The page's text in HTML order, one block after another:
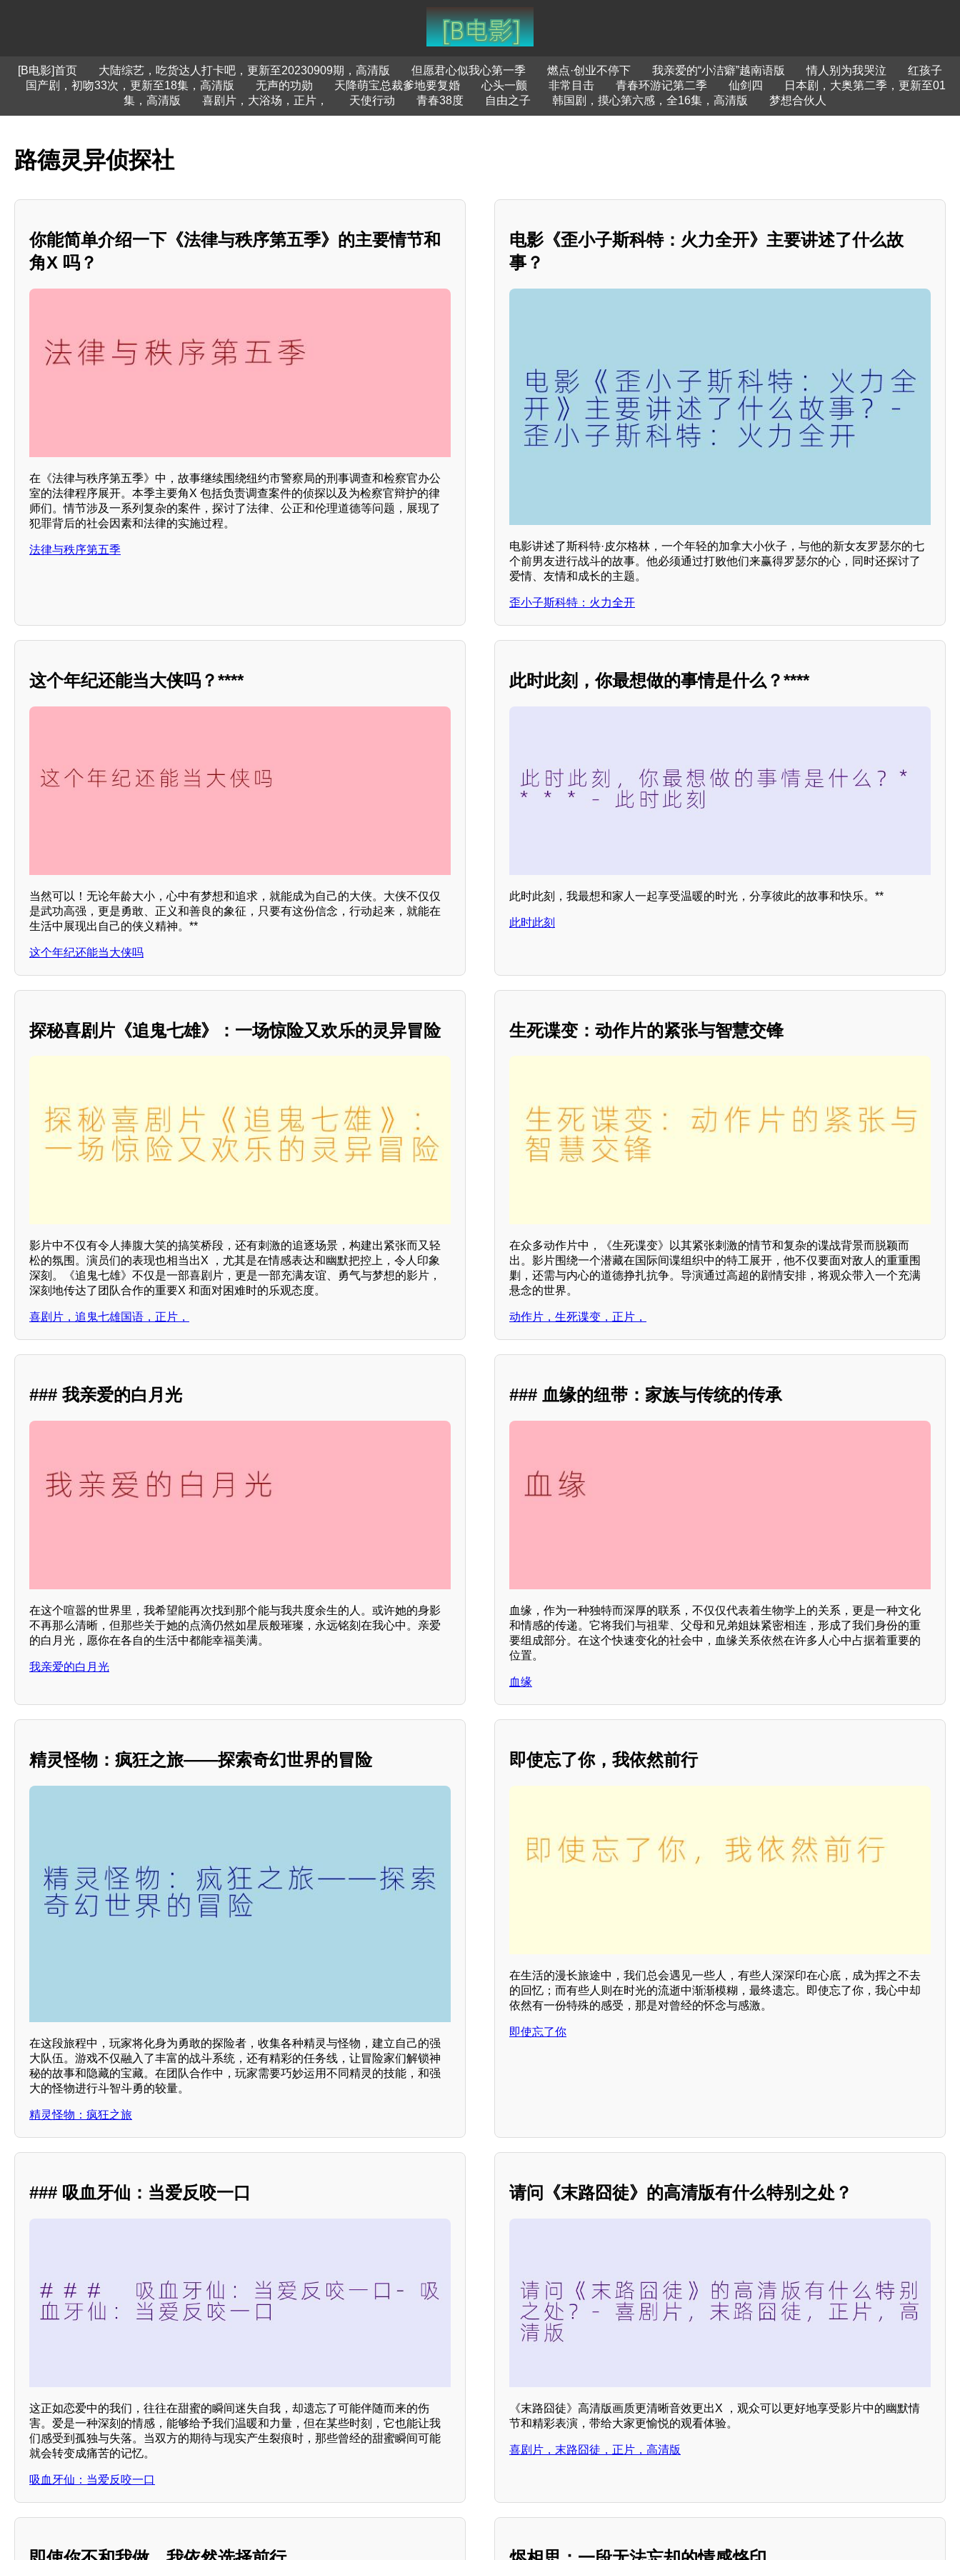
[B电影]首页 大陆综艺，吃货达人打卡吧，更新至20230909期，高清版 但愿君心似我心第一季 燃点·创业不停下 我亲爱的“小洁癖”越南语版 情人别为我哭泣
红孩子
国产剧，初吻33次，更新至18集，高清版
无声的功勋 天降萌宝总裁爹地要复婚 心头一颤 非常目击 青春环游记第二季 仙剑四
日本剧，大奥第二季，更新至01
集，高清版
喜剧片，大浴场，正片， 天使行动 青春38度 自由之子 韩国剧，摸心第六感，全16集，高清版 梦想合伙人
路德灵异侦探社
你能简单介绍一下《法律与秩序第五季》的主要情节和
角X 吗？
在《法律与秩序第五季》中，故事继续围绕纽约市警察局的刑事调查和检察官办公
室的法律程序展开。本季主要角X 包括负责调查案件的侦探以及为检察官辩护的律
师们。情节涉及一系列复杂的案件，探讨了法律、公正和伦理道德等问题，展现了
犯罪背后的社会因素和法律的实施过程。
法律与秩序第五季
电影《歪小子斯科特：火力全开》主要讲述了什么故
事？
电影讲述了斯科特·皮尔格林，一个年轻的加拿大小伙子，与他的新女友罗瑟尔的七
个前男友进行战斗的故事。他必须通过打败他们来赢得罗瑟尔的心，同时还探讨了
爱情、友情和成长的主题。
歪小子斯科特：火力全开
这个年纪还能当大侠吗？****
当然可以！无论年龄大小，心中有梦想和追求，就能成为自己的大侠。大侠不仅仅
是武功高强，更是勇敢、正义和善良的象征，只要有这份信念，行动起来，就能在
生活中展现出自己的侠义精神。**
这个年纪还能当大侠吗
此时此刻，你最想做的事情是什么？****
此时此刻，我最想和家人一起享受温暖的时光，分享彼此的故事和快乐。**
此时此刻
探秘喜剧片《追鬼七雄》：一场惊险又欢乐的灵异冒险
影片中不仅有令人捧腹大笑的搞笑桥段，还有刺激的追逐场景，构建出紧张而又轻
松的氛围。演员们的表现也相当出X ，尤其是在情感表达和幽默把控上，令人印象
深刻。《追鬼七雄》不仅是一部喜剧片，更是一部充满友谊、勇气与梦想的影片，
深刻地传达了团队合作的重要X 和面对困难时的乐观态度。
喜剧片，追鬼七雄国语，正片，
生死谍变：动作片的紧张与智慧交锋
在众多动作片中，《生死谍变》以其紧张刺激的情节和复杂的谍战背景而脱颖而
出。影片围绕一个潜藏在国际间谍组织中的特工展开，他不仅要面对敌人的重重围
剿，还需与内心的道德挣扎抗争。导演通过高超的剧情安排，将观众带入一个充满
悬念的世界。
动作片，生死谍变，正片，
### 我亲爱的白月光
在这个喧嚣的世界里，我希望能再次找到那个能与我共度余生的人。或许她的身影
不再那么清晰，但那些关于她的点滴仍然如星辰般璀璨，永远铭刻在我心中。亲爱
的白月光，愿你在各自的生活中都能幸福美满。
我亲爱的白月光
### 血缘的纽带：家族与传统的传承
血缘，作为一种独特而深厚的联系，不仅仅代表着生物学上的关系，更是一种文化
和情感的传递。它将我们与祖辈、父母和兄弟姐妹紧密相连，形成了我们身份的重
要组成部分。在这个快速变化的社会中，血缘关系依然在许多人心中占据着重要的
位置。
血缘
精灵怪物：疯狂之旅——探索奇幻世界的冒险
在这段旅程中，玩家将化身为勇敢的探险者，收集各种精灵与怪物，建立自己的强
大队伍。游戏不仅融入了丰富的战斗系统，还有精彩的任务线，让冒险家们解锁神
秘的故事和隐藏的宝藏。在团队合作中，玩家需要巧妙运用不同精灵的技能，和强
大的怪物进行斗智斗勇的较量。
精灵怪物：疯狂之旅
即使忘了你，我依然前行
在生活的漫长旅途中，我们总会遇见一些人，有些人深深印在心底，成为挥之不去
的回忆；而有些人则在时光的流逝中渐渐模糊，最终遗忘。即使忘了你，我心中却
依然有一份特殊的感受，那是对曾经的怀念与感激。
即使忘了你
### 吸血牙仙：当爱反咬一口
这正如恋爱中的我们，往往在甜蜜的瞬间迷失自我，却遗忘了可能伴随而来的伤
害。爱是一种深刻的情感，能够给予我们温暖和力量，但在某些时刻，它也能让我
们感受到孤独与失落。当双方的期待与现实产生裂痕时，那些曾经的甜蜜瞬间可能
就会转变成痛苦的记忆。
吸血牙仙：当爱反咬一口
请问《末路囧徒》的高清版有什么特别之处？
《末路囧徒》高清版画质更清晰音效更出X ，观众可以更好地享受影片中的幽默情
节和精彩表演，带给大家更愉悦的观看体验。
喜剧片，末路囧徒，正片，高清版